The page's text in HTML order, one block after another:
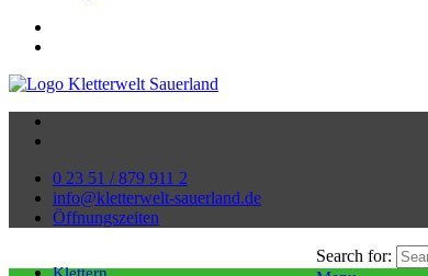
0 23 51 / 879 911 2
info@kletterwelt-sauerland.de
Öffnungszeiten
Klettern
Search for: